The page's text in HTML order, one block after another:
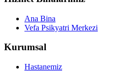
Ana Bina
Vefa Psikyatri Merkezi
Kurumsal
Hastanemiz